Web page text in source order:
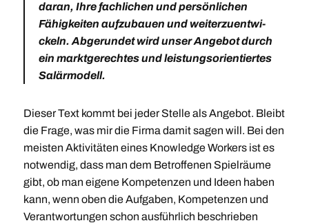
daran, Ihre fachlichen und persönlichen
Fähigkeiten aufzubauen und weiterzuent­wi­
ckeln. Abgerundet wird unser Angebot durch
ein marktgerechtes und leistungs­orien­tiertes
Salärmodell.
Dieser Text kommt bei jeder Stelle als Angebot. Bleibt
die Frage, was mir die Firma damit sagen will. Bei den
meisten Aktivitäten eines Knowledge Workers ist es
notwendig, dass man dem Betroffenen Spielräume
gibt, ob man eigene Kompetenzen und Ideen haben
kann, wenn oben die Aufgaben, Kompetenzen und
Verantwortungen schon ausführlich beschrieben